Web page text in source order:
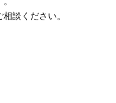
談ください。